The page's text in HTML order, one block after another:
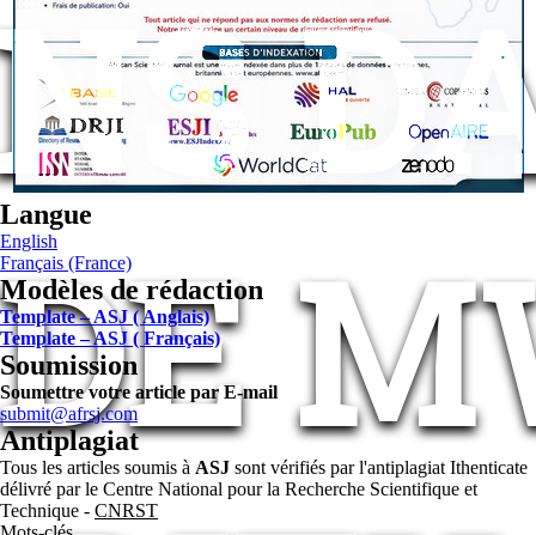
Langue
English
Français (France)
Modèles de rédaction
Template – ASJ ( Anglais)
Template – ASJ ( Français)
Soumission
Soumettre votre article par E-mail
submit@afrsj.com
Antiplagiat
Tous les articles soumis à ASJ sont vérifiés par l'antiplagiat Ithenticate
délivré par le Centre National pour la Recherche Scientifique et
Technique - CNRST